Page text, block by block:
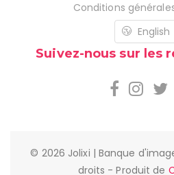
Conditions
English
Suivez-nous sur les
© 2026 Jolixi | Banque
droits - Produit de